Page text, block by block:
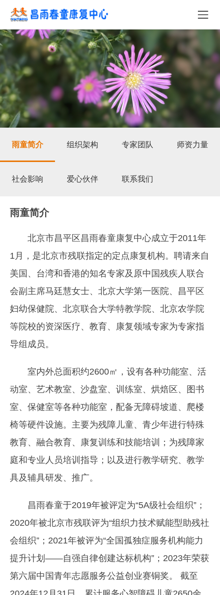
雨童简介 组织架构 专家团队 师资力量
社会影响 爱心伙伴 联系我们
雨童简介
北京市昌平区昌雨春童康复中心成立于2011年
1月，是北京市残联指定的定点康复机构。聘请来自
美国、台湾和香港的知名专家及原中国残疾人联合
会副主席马廷慧女士、北京大学第一医院、昌平区
妇幼保健院、北京联合大学特教学院、北京农学院
等院校的资深医疗、教育、康复领域专家为专家指
导组成员。
室内外总面积约2600㎡，设有各种功能室、活
动室、艺术教室、沙盘室、训练室、烘焙区、图书
室、保健室等各种功能室，配备无障碍坡道、爬楼
椅等硬件设施。主要为残障儿童、青少年进行特殊
教育、融合教育、康复训练和技能培训；为残障家
庭和专业人员培训指导；以及进行教学研究、教学
具及辅具研发、推广。
昌雨春童于2019年被评定为“5A级社会组织”；
2020年被北京市残联评为“组织力技术赋能型助残社
会组织”；2021年被评为“全国孤独症服务机构能力
提升计划——自强自律创建达标机构”；2023年荣获
第六届中国青年志愿服务公益创业赛铜奖。 截至